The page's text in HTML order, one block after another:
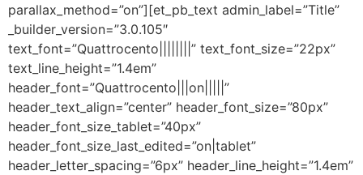
parallax_method=”on”][et_pb_text admin_label=”Title”
_builder_version=”3.0.105″
text_font=”Quattrocento||||||||” text_font_size=”22px”
text_line_height=”1.4em”
header_font=”Quattrocento|||on|||||”
header_text_align=”center” header_font_size=”80px”
header_font_size_tablet=”40px”
header_font_size_last_edited=”on|tablet”
header_letter_spacing=”6px” header_line_height=”1.4em”